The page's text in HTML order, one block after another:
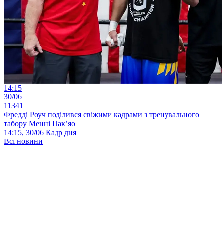
14:15
30/06
11341
Фредді Роуч поділився свіжими кадрами з тренувального
табору Менні Пак’яо
14:15, 30/06 Кадр дня
Всі новини